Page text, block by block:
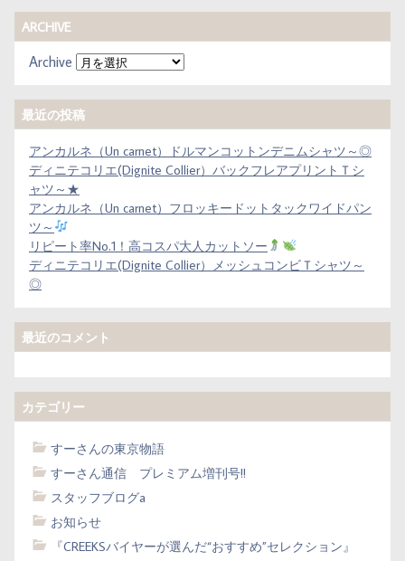
ARCHIVE
Archive
最近の投稿
アンカルネ（Un carnet）ドルマンコットンデニムシャツ～◎
ディニテコリエ(Dignite Collier）バックフレアプリントＴシ
ャツ～★
アンカルネ（Un carnet）フロッキードットタックワイドパン
ツ～
リピート率No.1！高コスパ大人カットソー
ディニテコリエ(Dignite Collier）メッシュコンビＴシャツ～
◎
最近のコメント
カテゴリー
すーさんの東京物語
すーさん通信 プレミアム増刊号!!
スタッフブログa
お知らせ
『CREEKSバイヤーが選んだ“おすすめ”セレクション』